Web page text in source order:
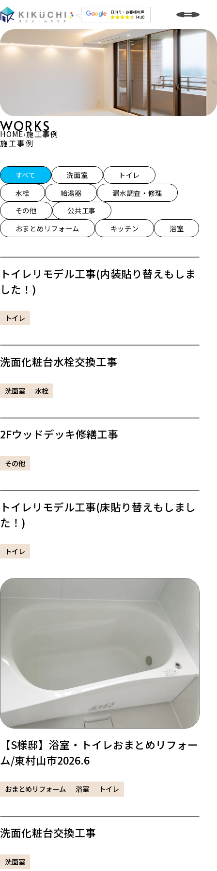
WORKS
施工事例
HOME›施工事例
施工事例一覧
すべて 洗面室
トイレ
水栓
給湯器
漏水調査・修理
その他
公共工事
おまとめリフォーム
キッチン 浴室
トイレリモデル工事(内装貼り替えもしま
した！)
トイレ
洗面化粧台水栓交換工事
洗面室 水栓
2Fウッドデッキ修繕工事
その他
トイレリモデル工事(床貼り替えもしまし
た！)
トイレ
【S様邸】浴室・トイレおまとめリフォー
ム/東村山市2026.6
おまとめリフォーム 浴室 トイレ
洗面化粧台交換工事
洗面室